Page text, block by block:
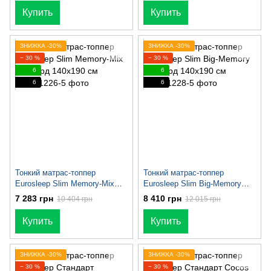
Купить Купить
ЗНИЖКА -30%
− 30 %
6
6
Тонкий матрас-топпер
Eurosleep Slim Memory-Mix
Жаккард 140х190 см
7 283 грн 10 404 грн
Купить
ЗНИЖКА -30%
− 30 %
6
6
Тонкий матрас-топпер
Eurosleep Slim Big-Memory
Жаккард 140х190 см
8 410 грн 12 015 грн
Купить
ЗНИЖКА -30%
− 30 %
ЗНИЖКА -30%
− 30 %